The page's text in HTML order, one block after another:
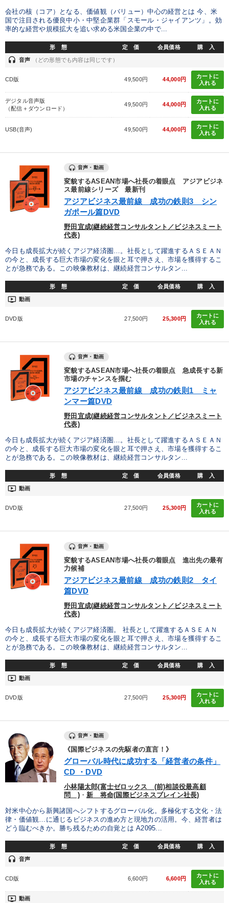
会社の核（コア）となる、価値観（バリュー）中心の経営とは 今、米
国で注目される優良中小・中堅企業群「スモール・ジャイアンツ」。効
率的な経営や規模拡大を追い求める米国企業の中で...
形 態 定 価 会員価格 購 入
headset 音声 （どの形態でも内容は同じです）
CD版 49,500円 44,000円
カートに
入れる
デジタル音声版
（配信＋ダウンロード）
49,500円 44,000円
カートに
入れる
USB(音声) 49,500円 44,000円
カートに
入れる
音声・動画
変貌するASEAN市場へ社長の着眼点 アジアビジネ
ス最前線シリーズ 最新刊
アジアビジネス最前線 成功の鉄則3 シン
ガポール篇DVD
野田宜成(継続経営コンサルタント／ビジネスミート
代表)
今日も成長拡大が続くアジア経済圏…。社長として躍進するＡＳＥＡＮ
の今と、成長する巨大市場の変化を眼と耳で押さえ、市場を獲得するこ
とが急務である。この映像教材は、継続経営コンサルタン...
形 態 定 価 会員価格 購 入
ondemand_video 動画
DVD版 27,500円 25,300円
カートに
入れる
音声・動画
変貌するASEAN市場へ社長の着眼点 急成長する新
市場のチャンスを掴む
アジアビジネス最前線 成功の鉄則1 ミャ
ンマー篇DVD
野田宜成(継続経営コンサルタント／ビジネスミート
代表)
今日も成長拡大が続くアジア経済圏…。社長として躍進するＡＳＥＡＮ
の今と、成長する巨大市場の変化を眼と耳で押さえ、市場を獲得するこ
とが急務である。この映像教材は、継続経営コンサルタン...
形 態 定 価 会員価格 購 入
ondemand_video 動画
DVD版 27,500円 25,300円
カートに
入れる
音声・動画
変貌するASEAN市場へ社長の着眼点 進出先の最有
力候補
アジアビジネス最前線 成功の鉄則2 タイ
篇DVD
野田宜成(継続経営コンサルタント／ビジネスミート
代表)
今日も成長拡大が続くアジア経済圏。 社長として躍進するＡＳＥＡＮ
の今と、成長する巨大市場の変化を眼と耳で押さえ、市場を獲得するこ
とが急務である。この映像教材は、継続経営コンサルタン...
形 態 定 価 会員価格 購 入
ondemand_video 動画
DVD版 27,500円 25,300円
カートに
入れる
音声・動画
《国際ビジネスの先駆者の直言！》
グローバル時代に成功する「経営者の条件」
CD ・DVD
小林陽太郎(富士ゼロックス (前)相談役最高顧
問 )・新 将命(国際ビジネスブレイン社長)
対米中心から新興諸国へシフトするグローバル化。多極化する文化・法
律・価値観…に通じるビジネスの進め方と現地力の活用。今、経営者は
どう臨むべきか。勝ち残るための自覚とは A2095...
形 態 定 価 会員価格 購 入
headset 音声
CD版 6,600円 6,600円
カートに
入れる
ondemand_video 動画